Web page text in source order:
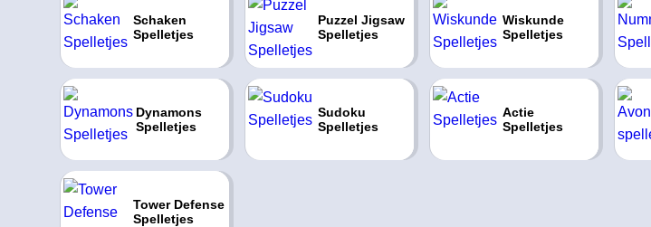
Schaken
Spelletjes
Puzzel Jigsaw
Spelletjes
Wiskunde
Spelletjes
Dynamons
Spelletjes
Sudoku
Spelletjes
Actie
Spelletjes
Tower Defense
Spelletjes